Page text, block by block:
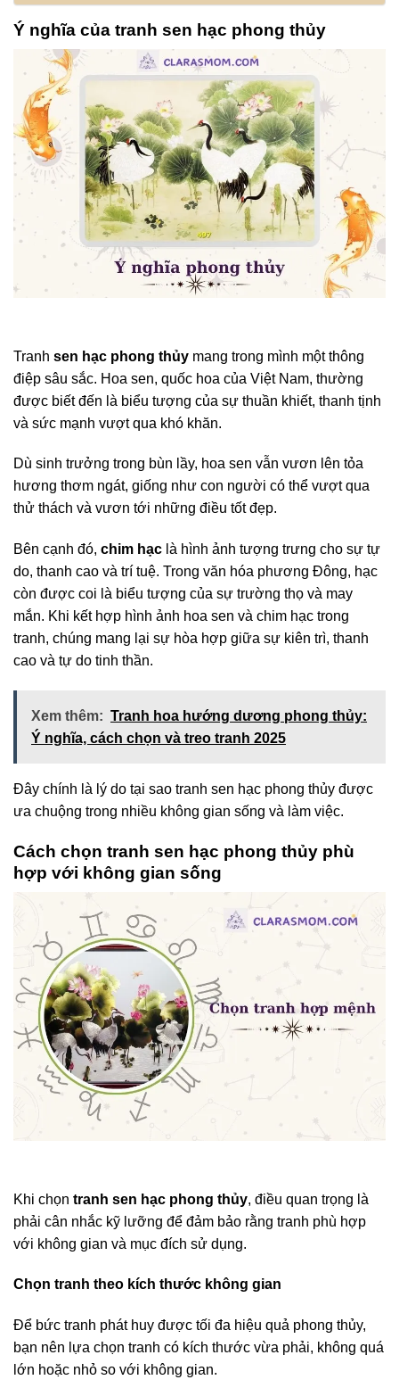
Ý nghĩa của tranh sen hạc phong thủy
Tranh sen hạc phong thủy mang trong mình một thông
điệp sâu sắc. Hoa sen, quốc hoa của Việt Nam, thường
được biết đến là biểu tượng của sự thuần khiết, thanh tịnh
và sức mạnh vượt qua khó khăn.
Dù sinh trưởng trong bùn lầy, hoa sen vẫn vươn lên tỏa
hương thơm ngát, giống như con người có thể vượt qua
thử thách và vươn tới những điều tốt đẹp.
Bên cạnh đó, chim hạc là hình ảnh tượng trưng cho sự tự
do, thanh cao và trí tuệ. Trong văn hóa phương Đông, hạc
còn được coi là biểu tượng của sự trường thọ và may
mắn. Khi kết hợp hình ảnh hoa sen và chim hạc trong
tranh, chúng mang lại sự hòa hợp giữa sự kiên trì, thanh
cao và tự do tinh thần.
Xem thêm: Tranh hoa hướng dương phong thủy:
Ý nghĩa, cách chọn và treo tranh 2025
Đây chính là lý do tại sao tranh sen hạc phong thủy được
ưa chuộng trong nhiều không gian sống và làm việc.
Cách chọn tranh sen hạc phong thủy phù
hợp với không gian sống
Khi chọn tranh sen hạc phong thủy, điều quan trọng là
phải cân nhắc kỹ lưỡng để đảm bảo rằng tranh phù hợp
với không gian và mục đích sử dụng.
Chọn tranh theo kích thước không gian
Để bức tranh phát huy được tối đa hiệu quả phong thủy,
bạn nên lựa chọn tranh có kích thước vừa phải, không quá
lớn hoặc nhỏ so với không gian.